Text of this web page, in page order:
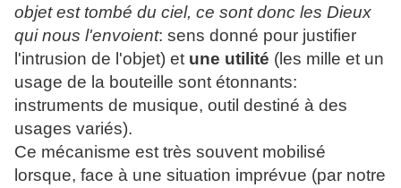
objet est tombé du ciel, ce sont donc les Dieux
qui nous l'envoient: sens donné pour justifier
l'intrusion de l'objet) et une utilité (les mille et un
usage de la bouteille sont étonnants:
instruments de musique, outil destiné à des
usages variés).
Ce mécanisme est très souvent mobilisé
lorsque, face à une situation imprévue (par notre